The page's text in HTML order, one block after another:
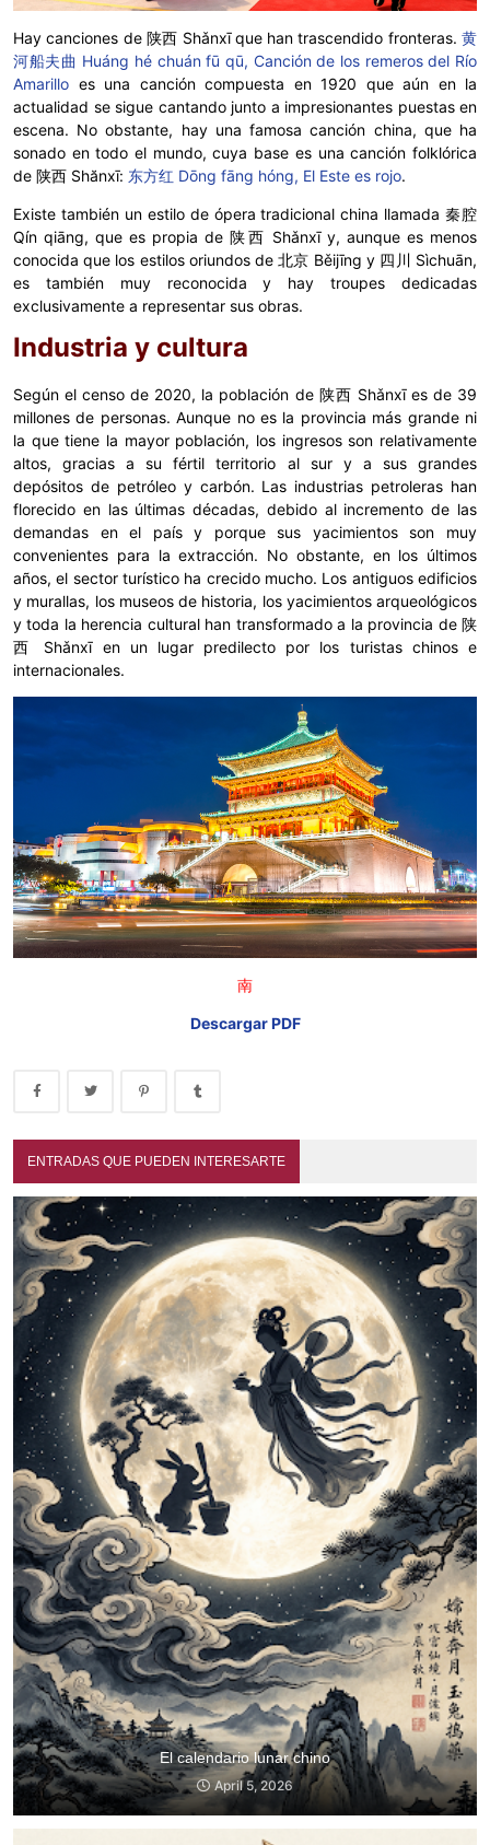
Hay canciones de 陕西 Shǎnxī que han trascendido fronteras. 黄
河船夫曲 Huáng hé chuán fū qū, Canción de los remeros del Río
Amarillo es una canción compuesta en 1920 que aún en la
actualidad se sigue cantando junto a impresionantes puestas en
escena. No obstante, hay una famosa canción china, que ha
sonado en todo el mundo, cuya base es una canción folklórica
de 陕西 Shănxī: 东方红 Dōng fāng hóng, El Este es rojo.
Existe también un estilo de ópera tradicional china llamada 秦腔
Qín qiāng, que es propia de 陕西 Shǎnxī y, aunque es menos
conocida que los estilos oriundos de 北京 Běijīng y 四川 Sìchuān,
es también muy reconocida y hay troupes dedicadas
exclusivamente a representar sus obras.
Industria y cultura
Según el censo de 2020, la población de 陕西 Shǎnxī es de 39
millones de personas. Aunque no es la provincia más grande ni
la que tiene la mayor población, los ingresos son relativamente
altos, gracias a su fértil territorio al sur y a sus grandes
depósitos de petróleo y carbón. Las industrias petroleras han
florecido en las últimas décadas, debido al incremento de las
demandas en el país y porque sus yacimientos son muy
convenientes para la extracción. No obstante, en los últimos
años, el sector turístico ha crecido mucho. Los antiguos edificios
y murallas, los museos de historia, los yacimientos arqueológicos
y toda la herencia cultural han transformado a la provincia de 陕
西 Shǎnxī en un lugar predilecto por los turistas chinos e
internacionales.
南
Descargar PDF
ENTRADAS QUE PUEDEN INTERESARTE
El calendario lunar chino
April 5, 2026